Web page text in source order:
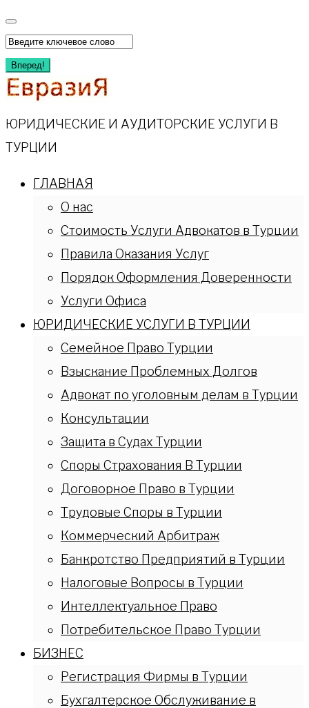
Перейти
к
содержимому
Искать:
Вперед!
ЮРИДИЧЕСКИЕ И АУДИТОРСКИЕ УСЛУГИ В
ТУРЦИИ
ГЛАВНАЯ
О нас
Стоимость Услуги Адвокатов в Турции
Правила Оказания Услуг
Порядок Оформления Доверенности
Услуги Офиса
ЮРИДИЧЕСКИЕ УСЛУГИ В ТУРЦИИ
Семейное Право Турции
Взыскание Проблемных Долгов
Адвокат по уголовным делам в Турции
Консультации
Защита в Судах Турции
Споры Страхования В Турции
Договорное Право в Турции
Трудовые Споры в Турции
Коммерческий Арбитраж
Банкротство Предприятий в Турции
Налоговые Вопросы в Турции
Интеллектуальное Право
Потребительское Право Турции
БИЗНЕС
Регистрация Фирмы в Турции
Бухгалтерское Обслуживание в